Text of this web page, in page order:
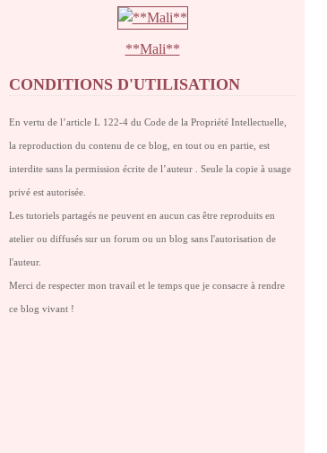
**Mali**
CONDITIONS D'UTILISATION
En vertu de l’article L 122-4 du Code de la Propriété Intellectuelle,
la reproduction du contenu de ce blog, en tout ou en partie, est
interdite sans la permission écrite de l’auteur . Seule la copie à usage
privé est autorisée.
Les tutoriels partagés ne peuvent en aucun cas être reproduits en
atelier ou diffusés sur un forum ou un blog sans l'autorisation de
l'auteur.
Merci de respecter mon travail et le temps que je consacre à rendre
ce blog vivant !